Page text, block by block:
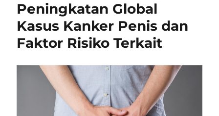
Peningkatan Global
Kasus Kanker Penis dan
Faktor Risiko Terkait